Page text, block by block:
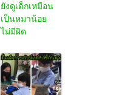
ยังดูเด็กเหมือน
เป็นหมาน้อย
ไม่มีผิด